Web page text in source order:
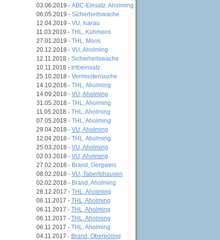
03.06.2019 - ABC-Einsatz, Aholming
06.05.2019 - Sicherheitswache
12.04.2019 - VU, Isarau
11.03.2019 - THL, Kühmoos
27.01.2019 - THL, Moos
20.12.2018 - VU, Aholming
12.11.2018 - Sicherheitswache
10.11.2018 - Infoeinsatz
25.10.2018 - Vermisstensuche
14.10.2018 - THL, Aholming
14.09.2018 - VU, Aholming
31.05.2018 - THL, Aholming
11.05.2018 - THL, Aholming
07.05.2018 - THL, Aholming
29.04.2018 - VU, Aholming
12.04.2018 - THL, Aholming
25.03.2018 - VU, Aholming
02.03.2018 - VU, Aholming
27.02.2018 - Brand, Gergweis
08.02.2018 - VU, Tabertshausen
02.02.2018 - Brand, Aholming
28.12.2017 - THL, Aholming
06.11.2017 - THL, Aholming
06.11.2017 - THL, Aholming
06.11.2017 - THL, Aholming
06.11.2017 - THL, Aholming
04.11.2017 - Brand, Oberpöring